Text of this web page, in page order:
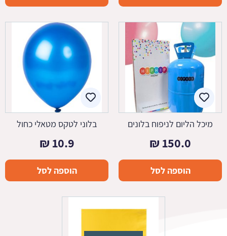
מיכל הליום לניפוח בלונים
150.0
₪
הוספה לסל
בלוני לטקס מטאלי כחול
10.9
₪
הוספה לסל